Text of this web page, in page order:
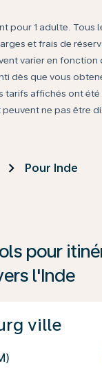
pour 1 adulte. Tous
et frais de
varier en
dès que vous
tarifs affichés ont
ne pas être
Pour Inde
pour
l'Inde
ville